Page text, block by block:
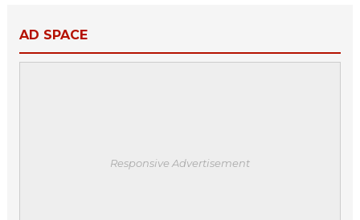
AD SPACE
Responsive Advertisement